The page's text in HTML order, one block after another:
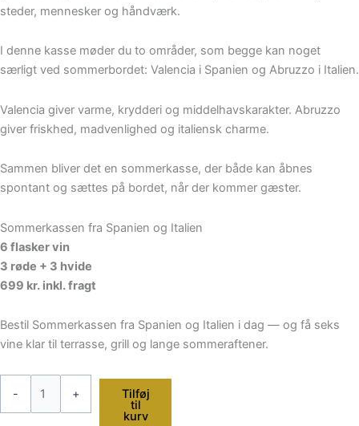
steder, mennesker og håndværk.
I denne kasse møder du to områder, som begge kan noget
særligt ved sommerbordet: Valencia i Spanien og Abruzzo i Italien.
Valencia giver varme, krydderi og middelhavskarakter. Abruzzo
giver friskhed, madvenlighed og italiensk charme.
Sammen bliver det en sommerkasse, der både kan åbnes
spontant og sættes på bordet, når der kommer gæster.
Sommerkassen fra Spanien og Italien
6 flasker vin
3 røde + 3 hvide
699 kr. inkl. fragt
Bestil Sommerkassen fra Spanien og Italien i dag — og få seks
vine klar til terrasse, grill og lange sommeraftener.
- + Tilføj
til
kurv